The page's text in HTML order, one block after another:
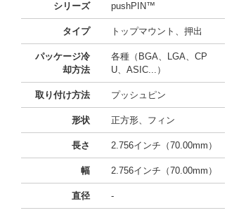
シリーズ pushPIN™
タイプ トップマウント、押出
パッケージ冷
却方法
各種（BGA、LGA、CP
U、ASIC...）
取り付け方法 プッシュピン
形状 正方形、フィン
長さ 2.756インチ（70.00mm）
幅 2.756インチ（70.00mm）
直径 -